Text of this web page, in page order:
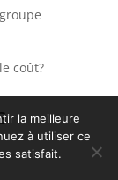
coût?
la meilleure
à utiliser ce
satisfait.